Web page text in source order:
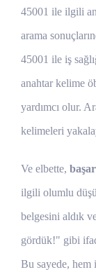
45001 ile ilgili
arama
45001 ile iş
anahtar kelime
yardımcı olur.
kelimeleri
Ve elbette,
ilgili olumlu
belgesini aldık
gördük!" gibi
Bu sayede, hem